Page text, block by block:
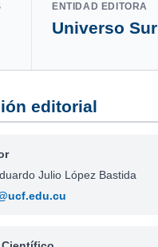
ENTIDAD EDITORA
Universo Sur
editorial
Julio López Bastida